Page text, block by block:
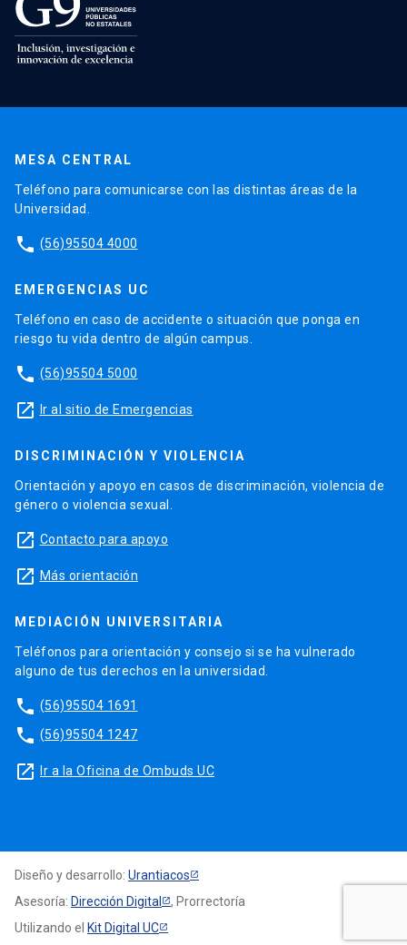
MESA CENTRAL
Teléfono para comunicarse con las distintas áreas de la
Universidad.
phone (56)95504 4000
EMERGENCIAS UC
Teléfono en caso de accidente o situación que ponga en
riesgo tu vida dentro de algún campus.
phone (56)95504 5000
launch Ir al sitio de Emergencias
DISCRIMINACIÓN Y VIOLENCIA
Orientación y apoyo en casos de discriminación, violencia de
género o violencia sexual.
launch Contacto para apoyo
launch Más orientación
MEDIACIÓN UNIVERSITARIA
Teléfonos para orientación y consejo si se ha vulnerado
alguno de tus derechos en la universidad.
phone (56)95504 1691
phone (56)95504 1247
launch Ir a la Oficina de Ombuds UC
Diseño y desarrollo: Urantiacos
Asesoría: Dirección Digital
, Prorrectoría
Utilizando el Kit Digital UC